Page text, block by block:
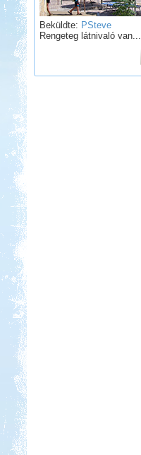
Beküldte: PSteve
Rengeteg látnivaló van...